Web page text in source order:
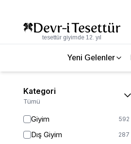
tesettür giyimde 12. yıl
Yeni Gelenler
Kategori
Tümü
Giyim 592
Dış Giyim 287